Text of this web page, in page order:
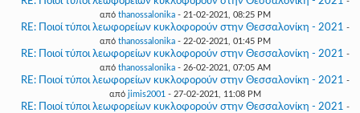
από thanossalonika - 21-02-2021, 08:25 PM
RE: Ποιοί τύποι λεωφορείων κυκλοφορούν στην Θεσσαλονίκη - 2021 -
από thanossalonika - 22-02-2021, 01:45 PM
RE: Ποιοί τύποι λεωφορείων κυκλοφορούν στην Θεσσαλονίκη - 2021 -
από thanossalonika - 26-02-2021, 07:05 AM
RE: Ποιοί τύποι λεωφορείων κυκλοφορούν στην Θεσσαλονίκη - 2021 -
από jimis2001 - 27-02-2021, 11:08 PM
RE: Ποιοί τύποι λεωφορείων κυκλοφορούν στην Θεσσαλονίκη - 2021 -